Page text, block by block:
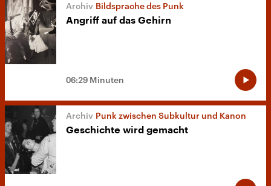
Bildsprache des Punk
Angriff auf das Gehirn
06:29 Minuten
Punk zwischen Subkultur und Kanon
Geschichte wird gemacht